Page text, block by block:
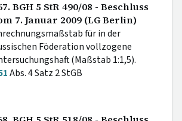
BGH 5 StR 490/08 - Beschluss
7. Januar 2009 (LG Berlin)
für in der
Föderation vollzogene
(Maßstab 1:1,5).
Abs. 4 Satz 2 StGB